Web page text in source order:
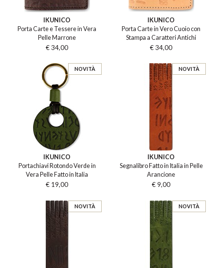
IKUNICO
Porta Carte e Tessere in Vera
Pelle Marrone
€ 34,00
IKUNICO
Porta Carte in Vero Cuoio con
Stampa a Caratteri Antichi
€ 34,00
NOVITÀ
IKUNICO
Portachiavi Rotondo Verde in
Vera Pelle Fatto in Italia
€ 19,00
NOVITÀ
IKUNICO
Segnalibro Fatto in Italia in Pelle
Arancione
€ 9,00
NOVITÀ NOVITÀ